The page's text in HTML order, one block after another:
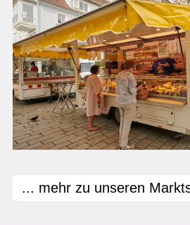
... mehr zu unseren